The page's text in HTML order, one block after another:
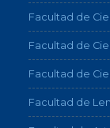
Facultad de
Facultad de
Facultad de
Facultad de